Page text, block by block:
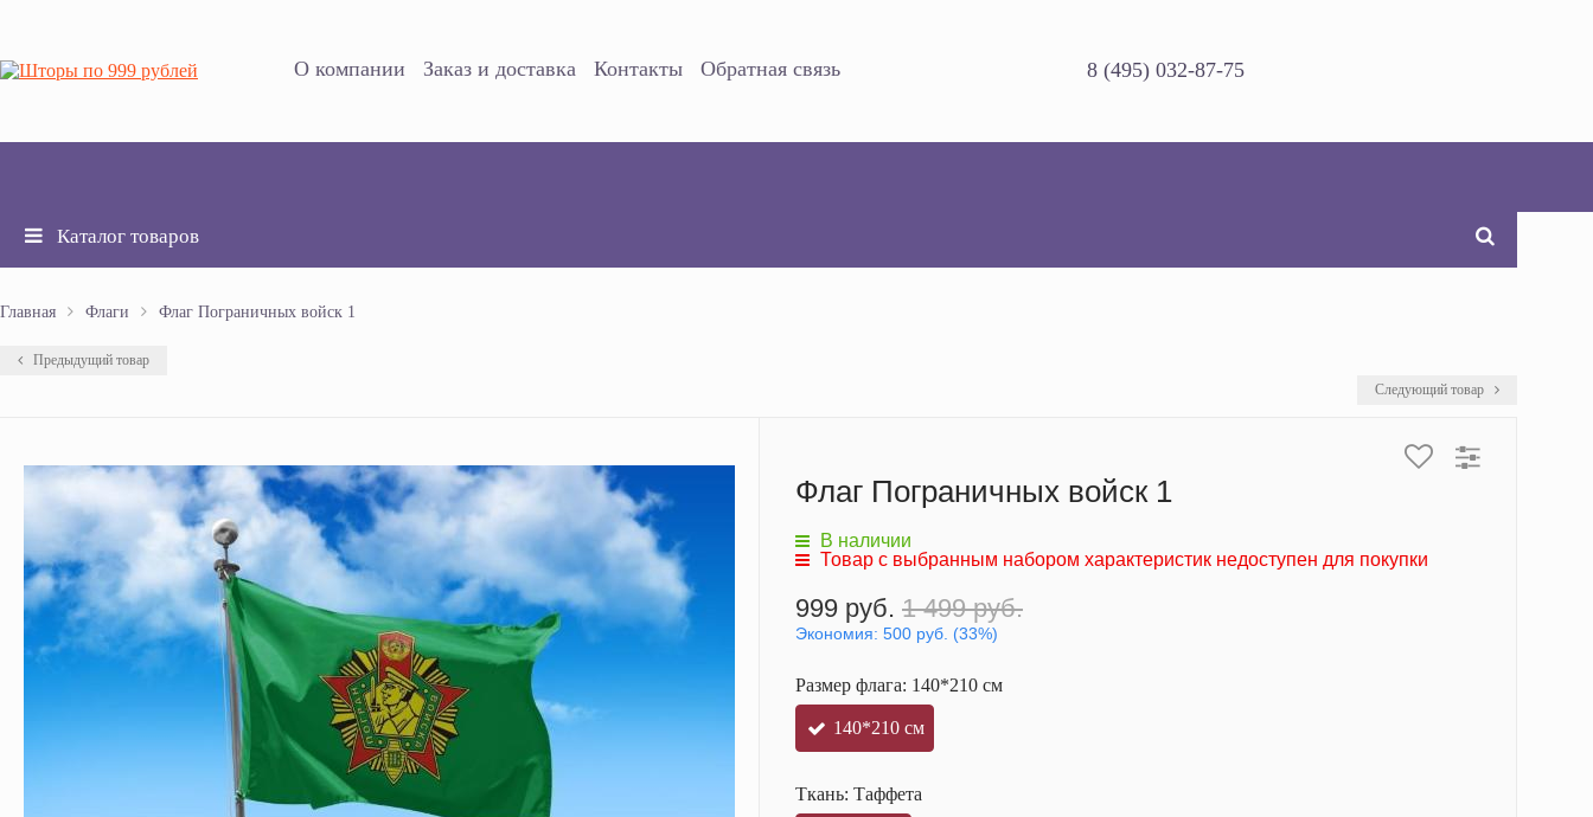
О компании Заказ и доставка Контакты Обратная связь 8 (495) 032-87-75
Поиск
Каталог товаров
Главная Флаги Флаг Пограничных войск 1
Предыдущий товар
Следующий товар
Флаг Пограничных войск 1
В наличии
Товар с выбранным набором характеристик недоступен для покупки
999 руб. 1 499 руб.
Экономия: 500 руб. (33%)
Размер флага: 140*210 см
140*210 см
Ткань: Таффета